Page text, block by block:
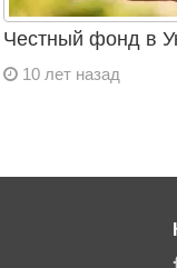
Честный фонд в
10 лет назад